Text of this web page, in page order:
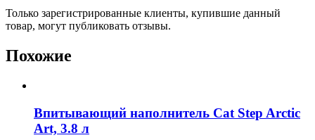
Только зарегистрированные клиенты, купившие данный
товар, могут публиковать отзывы.
Похожие
Впитывающий наполнитель Cat Step Arctic
Art, 3.8 л